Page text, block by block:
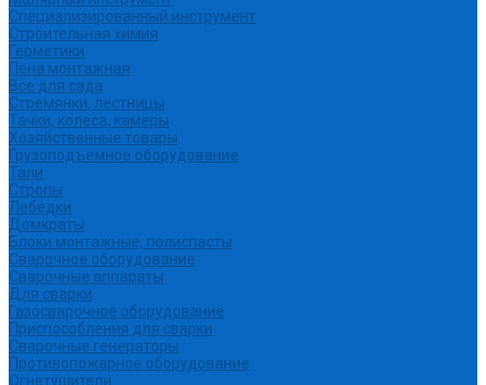
Специализированный инструмент
Строительная химия
Герметики
Пена монтажная
Все для сада
Стремянки, лестницы
Тачки, колеса, камеры
Хозяйственные товары
Грузоподъемное оборудование
Тали
Стропы
Лебедки
Домкраты
Блоки монтажные, полиспасты
Сварочное оборудование
Сварочные аппараты
Для сварки
Газосварочное оборудование
Приспособления для сварки
Сварочные генераторы
Противопожарное оборудование
Огнетушители